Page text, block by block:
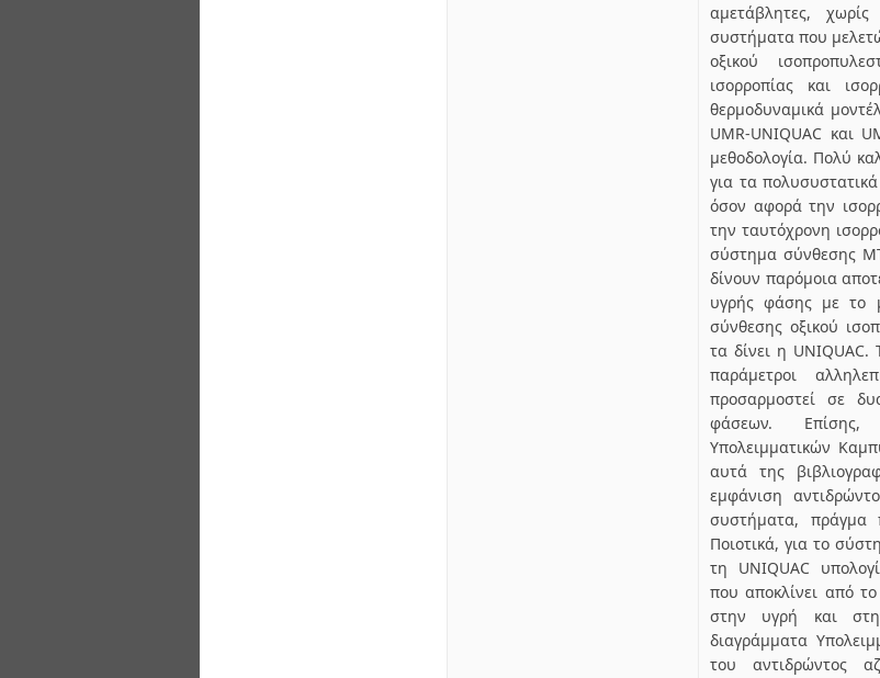
αμετάβλητες,
συστήματα που
οξικού
ισορροπίας και
θερμοδυναμικά
UMR-UNIQUAC και
μεθοδολογία. Πολύ
για τα
όσον αφορά την
την ταυτόχρονη
σύστημα σύνθεσης
δίνουν παρόμοια
υγρής φάσης με το
σύνθεσης οξικού
τα δίνει η UNIQUAC.
παράμετροι
προσαρμοστεί σε
φάσεων. Επίσης,
Υπολειμματικών
αυτά της
εμφάνιση
συστήματα, πράγμα
Ποιοτικά, για το
τη UNIQUAC
που αποκλίνει από
στην υγρή και
διαγράμματα
του αντιδρώντος